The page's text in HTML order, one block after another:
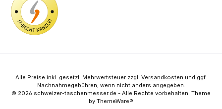
Alle Preise inkl. gesetzl. Mehrwertsteuer zzgl. Versandkosten und ggf.
Nachnahmegebühren, wenn nicht anders angegeben.
© 2026 schweizer-taschenmesser.de - Alle Rechte vorbehalten. Theme
by ThemeWare®